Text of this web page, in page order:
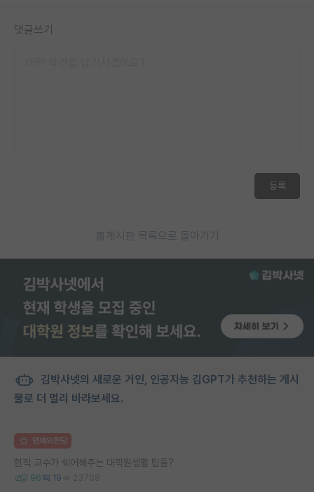
댓글쓰기
등록
게시판 목록으로 돌아가기
김박사넷의 새로운 거인, 인공지능 김GPT가 추천하는 게시
물로 더 멀리 바라보세요.
명예의전당
현직 교수가 쉐어해주는 대학원생활 팁들?
96 19 23708